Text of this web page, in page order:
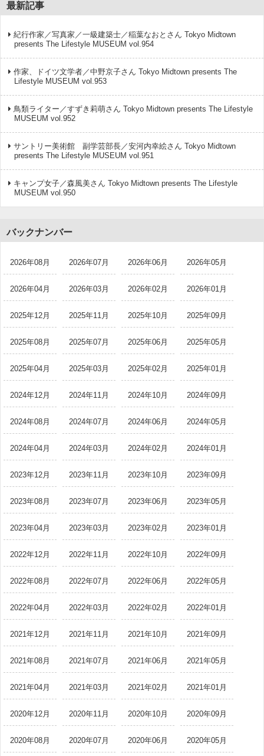
最新記事
紀行作家／写真家／一級建築士／稲葉なおとさん Tokyo Midtown
presents The Lifestyle MUSEUM vol.954
作家、ドイツ文学者／中野京子さん Tokyo Midtown presents The
Lifestyle MUSEUM vol.953
鳥類ライター／すずき莉萌さん Tokyo Midtown presents The Lifestyle
MUSEUM vol.952
サントリー美術館 副学芸部長／安河内幸絵さん Tokyo Midtown
presents The Lifestyle MUSEUM vol.951
キャンプ女子／森風美さん Tokyo Midtown presents The Lifestyle
MUSEUM vol.950
バックナンバー
2026年08月 2026年07月 2026年06月 2026年05月
2026年04月 2026年03月 2026年02月 2026年01月
2025年12月 2025年11月 2025年10月 2025年09月
2025年08月 2025年07月 2025年06月 2025年05月
2025年04月 2025年03月 2025年02月 2025年01月
2024年12月 2024年11月 2024年10月 2024年09月
2024年08月 2024年07月 2024年06月 2024年05月
2024年04月 2024年03月 2024年02月 2024年01月
2023年12月 2023年11月 2023年10月 2023年09月
2023年08月 2023年07月 2023年06月 2023年05月
2023年04月 2023年03月 2023年02月 2023年01月
2022年12月 2022年11月 2022年10月 2022年09月
2022年08月 2022年07月 2022年06月 2022年05月
2022年04月 2022年03月 2022年02月 2022年01月
2021年12月 2021年11月 2021年10月 2021年09月
2021年08月 2021年07月 2021年06月 2021年05月
2021年04月 2021年03月 2021年02月 2021年01月
2020年12月 2020年11月 2020年10月 2020年09月
2020年08月 2020年07月 2020年06月 2020年05月